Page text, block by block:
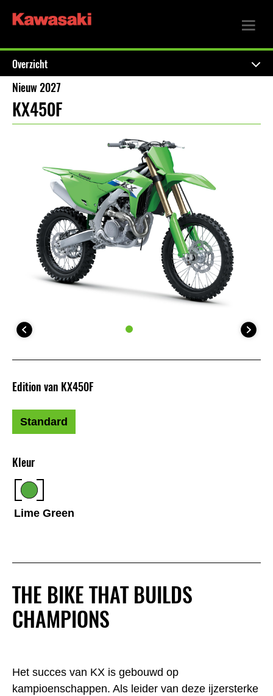
Overzicht
Nieuw 2027
KX450F
THE BIKE THAT BUILDS
CHAMPIONS
Het succes van KX is gebouwd op
kampioenschappen. Als leider van deze ijzersterke
Kleur
Lime Green
Edition van KX450F
Standard